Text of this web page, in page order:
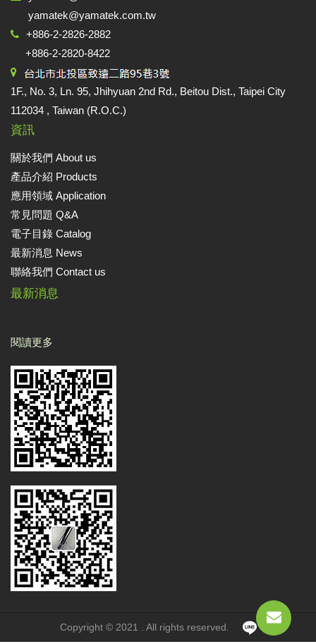
yamatek@yamatek.com.tw
+886-2-2826-2882
+886-2-2820-8422
1F., No. 3, Ln. 95, Jhihyuan 2nd Rd., Beitou Dist., Taipei City
112034 , Taiwan (R.O.C.)
資訊
關於我們 About us
產品介紹 Products
應用領域 Application
常見問題 Q&A
電子目錄 Catalog
最新消息 News
聯絡我們 Contact us
最新消息
閱讀更多
Copyright © 2021 . All rights reserved.